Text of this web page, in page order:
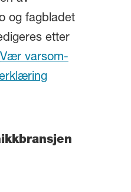
og fagbladet
etter
Vær varsom-